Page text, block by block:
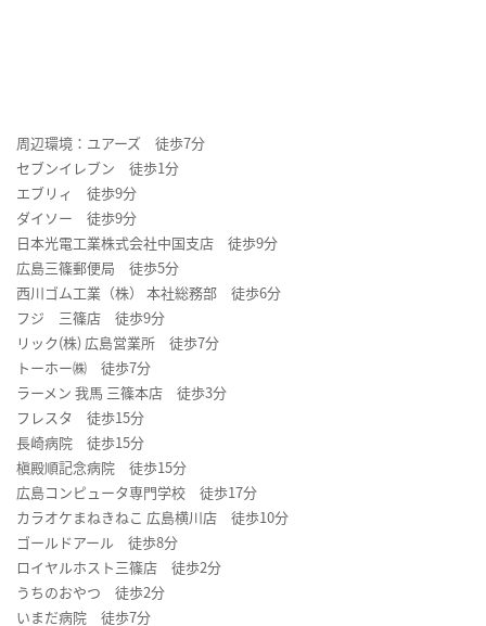
周辺環境：ユアーズ 徒歩7分
セブンイレブン 徒歩1分
エブリィ 徒歩9分
ダイソー 徒歩9分
日本光電工業株式会社中国支店 徒歩9分
広島三篠郵便局 徒歩5分
西川ゴム工業（株） 本社総務部 徒歩6分
フジ 三篠店 徒歩9分
リック(株) 広島営業所 徒歩7分
トーホー㈱ 徒歩7分
ラーメン 我馬 三篠本店 徒歩3分
フレスタ 徒歩15分
長崎病院 徒歩15分
槇殿順記念病院 徒歩15分
広島コンピュータ専門学校 徒歩17分
カラオケまねきねこ 広島横川店 徒歩10分
ゴールドアール 徒歩8分
ロイヤルホスト三篠店 徒歩2分
うちのおやつ 徒歩2分
いまだ病院 徒歩7分